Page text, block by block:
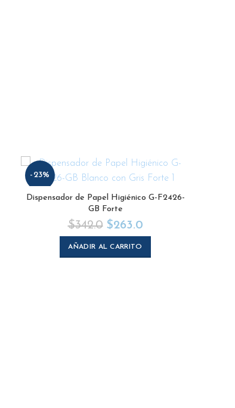
-23%
Dispensador de Papel Higiénico G-F2426-
GB Forte
$342.0 $263.0
AÑADIR AL CARRITO